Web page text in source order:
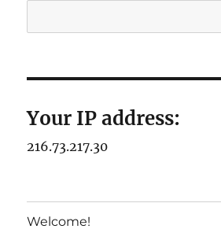
Your IP address:
216.73.217.30
Welcome!